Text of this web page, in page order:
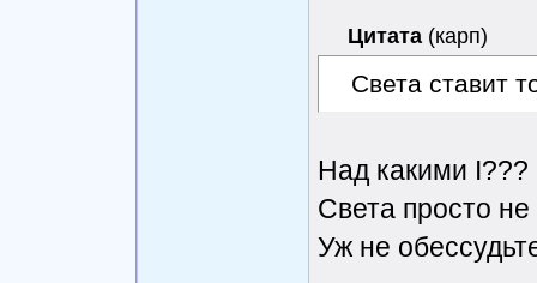
Цитата (карп)
Света ставит
Над какими I???
Света просто
Уж не